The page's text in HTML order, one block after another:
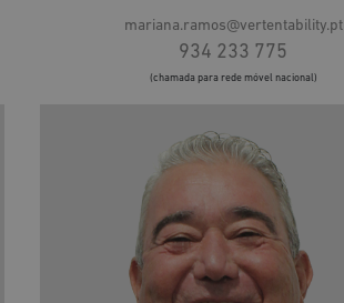
mariana.ramos@vertentability.pt
934 233 775
(chamada para rede móvel nacional)